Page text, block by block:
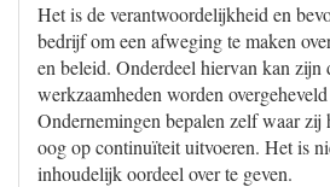
Het is de verantwoordelijkheid en
bedrijf om een afweging te maken
en beleid. Onderdeel hiervan kan zijn
werkzaamheden worden
Ondernemingen bepalen zelf waar zij
oog op continuïteit uitvoeren. Het is
inhoudelijk oordeel over te geven.